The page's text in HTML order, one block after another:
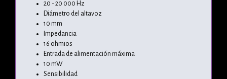
20 - 20 000 Hz
Diámetro del altavoz
10 mm
Impedancia
16 ohmios
Entrada de alimentación máxima
10 mW
Sensibilidad